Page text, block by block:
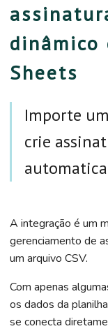
dinâmico
Sheets
Importe
crie
A integração é um
gerenciamento de
um arquivo CSV.
Com apenas
os dados da
se conecta